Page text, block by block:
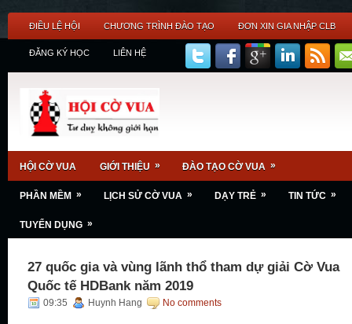
ĐIỀU LỆ HỘI CHƯƠNG TRÌNH ĐÀO TẠO ĐƠN XIN GIA NHẬP CLB
ĐĂNG KÝ HỌC LIÊN HỆ
HỘI CỜ VUA GIỚI THIỆU » ĐÀO TẠO CỜ VUA »
PHẦN MỀM » LỊCH SỬ CỜ VUA » DẠY TRẺ » TIN TỨC »
TUYỂN DỤNG »
27 quốc gia và vùng lãnh thổ tham dự giải Cờ Vua
Quốc tế HDBank năm 2019
09:35 Huynh Hang No comments